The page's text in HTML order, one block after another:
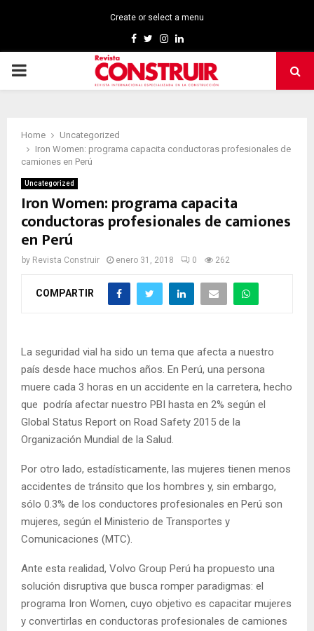
Create or select a menu
Facebook
TwitterInstagram
Linkedin
PRIMARY
Home
Uncategorized
Iron Women: programa capacita conductoras profesionales de
camiones en Perú
Uncategorized
Iron Women: programa capacita
conductoras profesionales de camiones
en Perú
by Revista Construir enero 31, 2018 0 262
COMPARTIR
La seguridad vial ha sido un tema que afecta a nuestro
país desde hace muchos años. En Perú, una persona
muere cada 3 horas en un accidente en la carretera, hecho
que podría afectar nuestro PBI hasta en 2% según el
Global Status Report on Road Safety 2015 de la
Organización Mundial de la Salud.
Por otro lado, estadísticamente, las mujeres tienen menos
accidentes de tránsito que los hombres y, sin embargo,
sólo 0.3% de los conductores profesionales en Perú son
mujeres, según el Ministerio de Transportes y
Comunicaciones (MTC).
Ante esta realidad, Volvo Group Perú ha propuesto una
solución disruptiva que busca romper paradigmas: el
programa Iron Women, cuyo objetivo es capacitar mujeres
y convertirlas en conductoras profesionales de camiones